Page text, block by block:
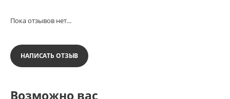
Пока отзывов нет...
НАПИСАТЬ ОТЗЫВ
Возможно вас